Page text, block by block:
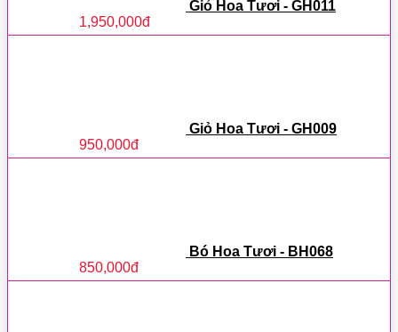
Giỏ Hoa Tươi - GH011
1,950,000đ
Giỏ Hoa Tươi - GH009
950,000đ
Bó Hoa Tươi - BH068
850,000đ